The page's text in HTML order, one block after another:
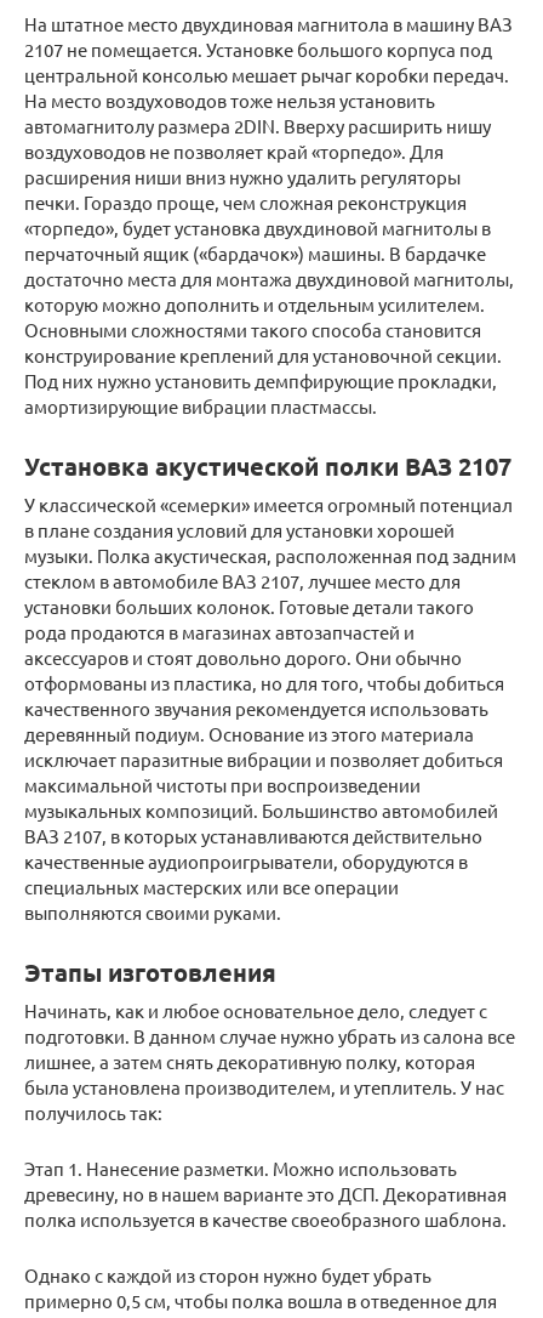
На штатное место двухдиновая магнитола в машину ВАЗ
2107 не помещается. Установке большого корпуса под
центральной консолью мешает рычаг коробки передач.
На место воздуховодов тоже нельзя установить
автомагнитолу размера 2DIN. Вверху расширить нишу
воздуховодов не позволяет край «торпедо». Для
расширения ниши вниз нужно удалить регуляторы
печки. Гораздо проще, чем сложная реконструкция
«торпедо», будет установка двухдиновой магнитолы в
перчаточный ящик («бардачок») машины. В бардачке
достаточно места для монтажа двухдиновой магнитолы,
которую можно дополнить и отдельным усилителем.
Основными сложностями такого способа становится
конструирование креплений для установочной секции.
Под них нужно установить демпфирующие прокладки,
амортизирующие вибрации пластмассы.
Установка акустической полки ВАЗ 2107
У классической «семерки» имеется огромный потенциал
в плане создания условий для установки хорошей
музыки. Полка акустическая, расположенная под задним
стеклом в автомобиле ВАЗ 2107, лучшее место для
установки больших колонок. Готовые детали такого
рода продаются в магазинах автозапчастей и
аксессуаров и стоят довольно дорого. Они обычно
отформованы из пластика, но для того, чтобы добиться
качественного звучания рекомендуется использовать
деревянный подиум. Основание из этого материала
исключает паразитные вибрации и позволяет добиться
максимальной чистоты при воспроизведении
музыкальных композиций. Большинство автомобилей
ВАЗ 2107, в которых устанавливаются действительно
качественные аудиопроигрыватели, оборудуются в
специальных мастерских или все операции
выполняются своими руками.
Этапы изготовления
Начинать, как и любое основательное дело, следует с
подготовки. В данном случае нужно убрать из салона все
лишнее, а затем снять декоративную полку, которая
была установлена производителем, и утеплитель. У нас
получилось так:
Этап 1. Нанесение разметки. Можно использовать
древесину, но в нашем варианте это ДСП. Декоративная
полка используется в качестве своеобразного шаблона.
Однако с каждой из сторон нужно будет убрать
примерно 0,5 см, чтобы полка вошла в отведенное для